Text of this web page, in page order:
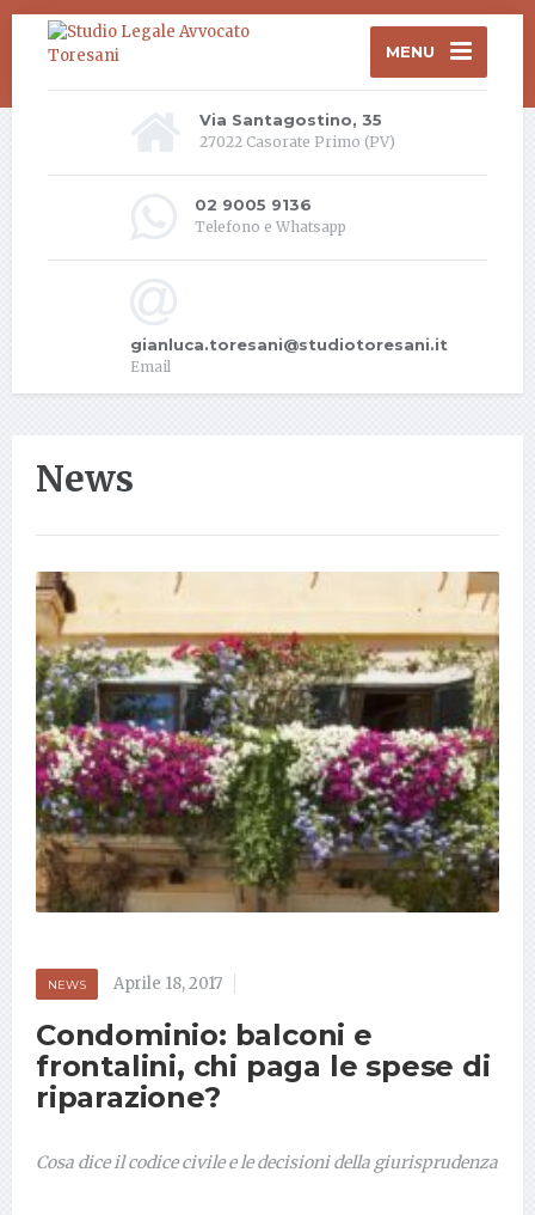
MENU
Via Santagostino, 35
27022 Casorate Primo (PV)
02 9005 9136
Telefono e Whatsapp
gianluca.toresani@studiotoresani.it
Email
News
NEWS Aprile 18, 2017
Condominio: balconi e
frontalini, chi paga le spese di
riparazione?
Cosa dice il codice civile e le decisioni della giurisprudenza